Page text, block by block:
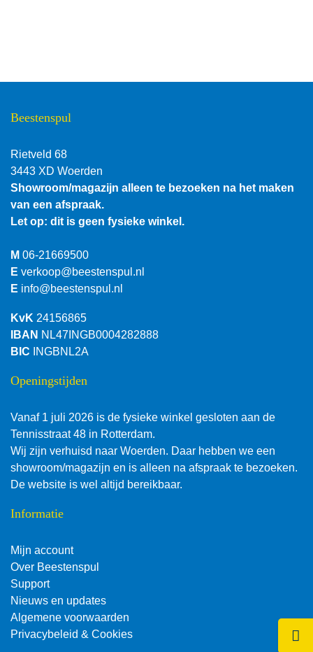
Beestenspul
Rietveld 68
3443 XD Woerden
Showroom/magazijn alleen te bezoeken na het maken
van een afspraak.
Let op: dit is geen fysieke winkel.
M 06-21669500
E verkoop@beestenspul.nl
E info@beestenspul.nl
KvK 24156865
IBAN NL47INGB0004282888
BIC INGBNL2A
Openingstijden
Vanaf 1 juli 2026 is de fysieke winkel gesloten aan de
Tennisstraat 48 in Rotterdam.
Wij zijn verhuisd naar Woerden. Daar hebben we een
showroom/magazijn en is alleen na afspraak te bezoeken.
De website is wel altijd bereikbaar.
Informatie
Mijn account
Over Beestenspul
Support
Nieuws en updates
Algemene voorwaarden
Privacybeleid & Cookies